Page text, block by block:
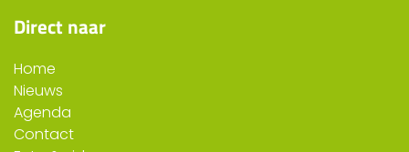
Direct naar
Home
Nieuws
Agenda
Contact